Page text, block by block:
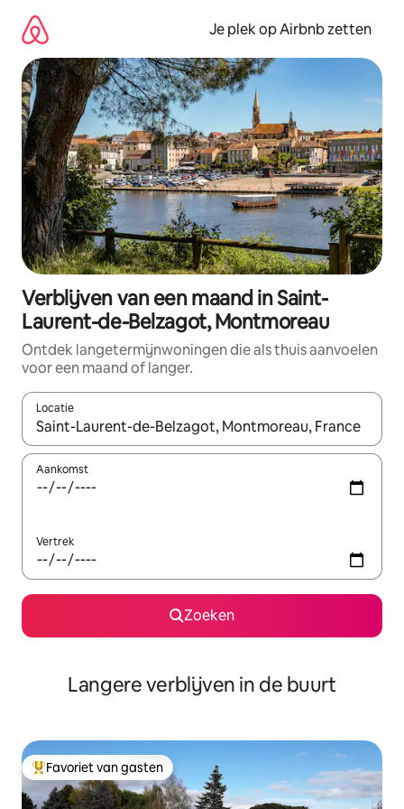
direct
naar
inhoud
Je plek op Airbnb zetten
Verblijven van een maand in Saint-
Laurent-de-Belzagot, Montmoreau
Ontdek langetermijnwoningen die als thuis aanvoelen
voor een maand of langer.
Locatie
Wanneer er resultaten beschikbaar zijn, maak je een keuze
Aankomst
Vertrek
Zoeken
Langere verblijven in de buurt
Topfavoriet van gasten
Favoriet van gasten